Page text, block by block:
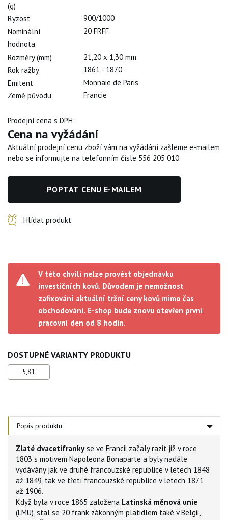
(g)
Ryzost
900/1000
Nominální
hodnota
20 FRFF
Rozměry (mm)
21,20 x 1,30 mm
Rok ražby
1861 - 1870
Emitent
Monnaie de Paris
Země původu
Francie
Prodejní cena s DPH:
Cena na vyžádání
Aktuální prodejní cenu zboží vám na vyžádání zašleme e-mailem
nebo se informujte na telefonním čísle 556 205 010.
POPTAT CENU E-MAILEM
Hlídat produkt
V této chvíli nelze provést objednávku
investičních kovů. Důvodem je nemožnost
zafixování aktuální tržní ceny kovů mimo čas
obchodování. E-shop bude znovu otevřen první
pracovní den od 8 hodin.
DOSTUPNÉ VARIANTY PRODUKTU
5,81
Popis produktu
Zlaté dvacetifrankyse ve Francii začaly razit již v roce
1803 s motivem Napoleona Bonaparte a byly nadále
vydávány jak ve druhé francouzské republice v letech 1848
až 1849, tak ve třetí francouzské republice v letech 1871
až 1906.
Když byla v roce 1865 založena Latinská měnová unie
(LMU), stal se 20 frank zákonným platidlem také v Belgii,